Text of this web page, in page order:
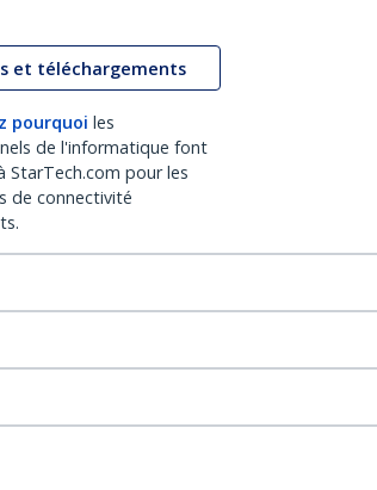
et téléchargements
pourquoi les
de l'informatique font
StarTech.com pour les
de connectivité